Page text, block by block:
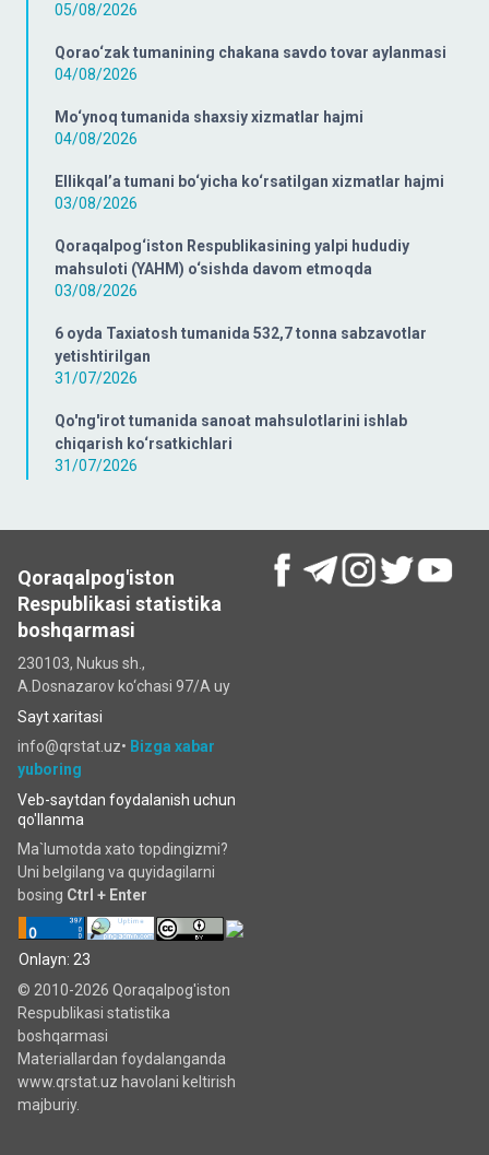
05/08/2026
Qorao‘zak tumanining chakana savdo tovar aylanmasi
04/08/2026
Mo‘ynoq tumanida shaxsiy xizmatlar hajmi
04/08/2026
Ellikqal’a tumani bo‘yicha ko‘rsatilgan xizmatlar hajmi
03/08/2026
Qoraqalpog‘iston Respublikasining yalpi hududiy
mahsuloti (YAHM) o‘sishda davom etmoqda
03/08/2026
6 oyda Taxiatosh tumanida 532,7 tonna sabzavotlar
yetishtirilgan
31/07/2026
Qo'ng'irot tumanida sanoat mahsulotlarini ishlab
chiqarish ko‘rsatkichlari
31/07/2026
Qoraqalpog'iston
Respublikasi statistika
boshqarmasi
230103, Nukus sh.,
A.Dosnazarov ko‘chаsi 97/A uy
Sayt xaritasi
info@qrstat.uz• Bizga xabar
yuboring
Veb-saytdan foydalanish uchun
qo'llanma
Ma`lumotda xato topdingizmi?
Uni belgilang va quyidagilarni
bosing Ctrl + Enter
Onlayn: 23
© 2010-2026 Qoraqalpog'iston
Respublikasi statistika
boshqarmasi
Materiallardan foydalanganda
www.qrstat.uz havolani keltirish
majburiy.